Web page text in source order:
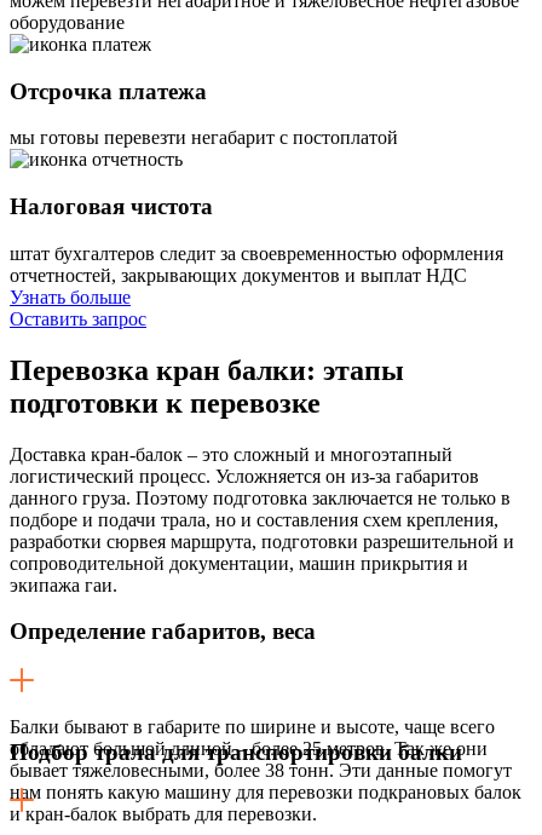
оборудование
Отсрочка платежа
мы готовы перевезти негабарит с постоплатой
Налоговая чистота
штат бухгалтеров следит за своевременностью оформления
отчетностей, закрывающих документов и выплат НДС
Узнать больше
Оставить запрос
Перевозка кран балки: этапы
подготовки к перевозке
Доставка кран-балок – это сложный и многоэтапный
логистический процесс. Усложняется он из-за габаритов
данного груза. Поэтому подготовка заключается не только в
подборе и подачи трала, но и составления схем крепления,
разработки сюрвея маршрута, подготовки разрешительной и
сопроводительной документации, машин прикрытия и
экипажа гаи.
Определение габаритов, веса
Балки бывают в габарите по ширине и высоте, чаще всего
обладают большой длиной – более 25 метров. Так же они
бывает тяжеловесными, более 38 тонн. Эти данные помогут
нам понять какую машину для перевозки подкрановых балок
и кран-балок выбрать для перевозки.
Подбор трала для транспортировки балки